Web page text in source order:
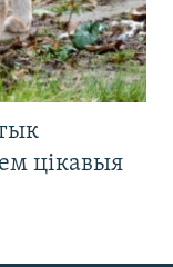
цікавыя